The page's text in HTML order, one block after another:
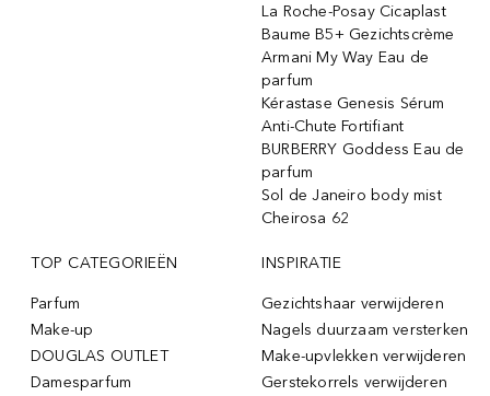
La Roche-Posay Cicaplast
Baume B5+ Gezichtscrème
Armani My Way Eau de
parfum
Kérastase Genesis Sérum
Anti-Chute Fortifiant
BURBERRY Goddess Eau de
parfum
Sol de Janeiro body mist
Cheirosa 62
TOP CATEGORIEËN
Parfum
Make-up
DOUGLAS OUTLET
Damesparfum
INSPIRATIE
Gezichtshaar verwijderen
Nagels duurzaam versterken
Make-upvlekken verwijderen
Gerstekorrels verwijderen